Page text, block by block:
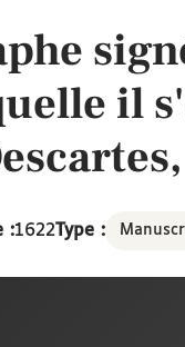
il
:1622Type :